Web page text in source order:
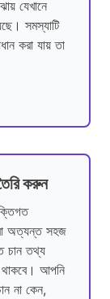
যেখানে
সমস্যাটি
করা যায় তা
করুন
অত্যন্ত সহজ
তথ্য
আপনি
না কেন,